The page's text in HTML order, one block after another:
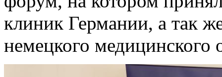
клиник Германии, а так
немецкого медицинского